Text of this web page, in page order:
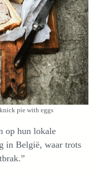
pie with eggs
op hun lokale
in België, waar trots